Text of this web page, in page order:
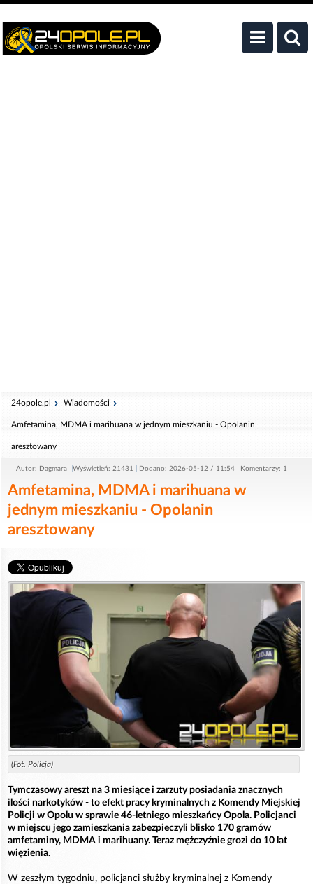
24opole.pl Wiadomości
Amfetamina, MDMA i marihuana w jednym mieszkaniu - Opolanin
aresztowany
Autor: Dagmara Wyświetleń: 21431 Dodano: 2026-05-12 / 11:54 Komentarzy: 1
Amfetamina, MDMA i marihuana w
jednym mieszkaniu - Opolanin
aresztowany
(Fot. Policja)
Tymczasowy areszt na 3 miesiące i zarzuty posiadania znacznych
ilości narkotyków - to efekt pracy kryminalnych z Komendy Miejskiej
Policji w Opolu w sprawie 46-letniego mieszkańcy Opola. Policjanci
w miejscu jego zamieszkania zabezpieczyli blisko 170 gramów
amfetaminy, MDMA i marihuany. Teraz mężczyźnie grozi do 10 lat
więzienia.
W zeszłym tygodniu, policjanci służby kryminalnej z Komendy